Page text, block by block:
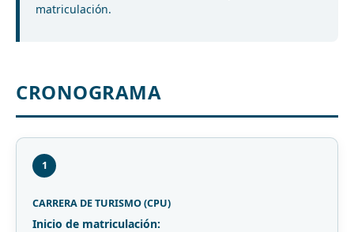
matriculación.
CRONOGRAMA
1
CARRERA DE TURISMO (CPU)
Inicio de matriculación: